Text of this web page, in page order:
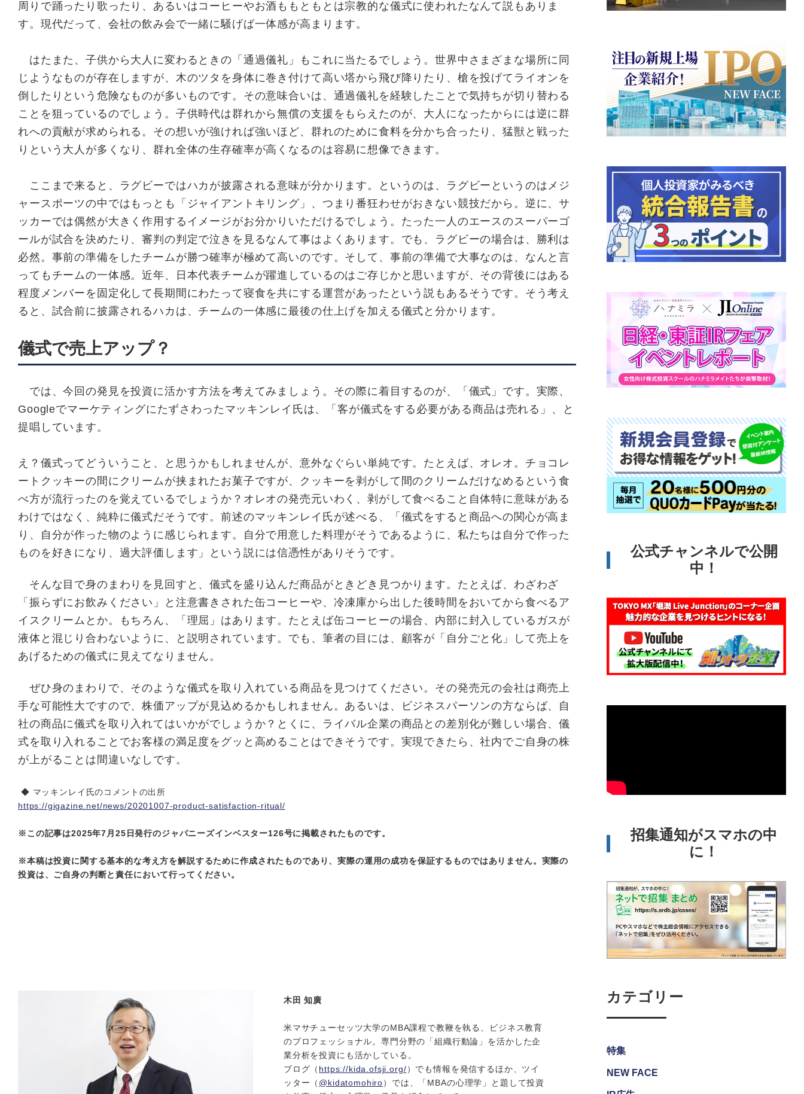
周りで踊ったり歌ったり、あるいはコーヒーやお酒ももともとは宗教的な儀式に使われたなんて説もありま
す。現代だって、会社の飲み会で一緒に騒げば一体感が高まります。
はたまた、子供から大人に変わるときの「通過儀礼」もこれに当たるでしょう。世界中さまざまな場所に同
じようなものが存在しますが、木のツタを身体に巻き付けて高い塔から飛び降りたり、槍を投げてライオンを
倒したりという危険なものが多いものです。その意味合いは、通過儀礼を経験したことで気持ちが切り替わる
ことを狙っているのでしょう。子供時代は群れから無償の支援をもらえたのが、大人になったからには逆に群
れへの貢献が求められる。その想いが強ければ強いほど、群れのために食料を分かち合ったり、猛獣と戦った
りという大人が多くなり、群れ全体の生存確率が高くなるのは容易に想像できます。
ここまで来ると、ラグビーではハカが披露される意味が分かります。というのは、ラグビーというのはメジ
ャースポーツの中ではもっとも「ジャイアントキリング」、つまり番狂わせがおきない競技だから。逆に、サ
ッカーでは偶然が大きく作用するイメージがお分かりいただけるでしょう。たった一人のエースのスーパーゴ
ールが試合を決めたり、審判の判定で泣きを見るなんて事はよくあります。でも、ラグビーの場合は、勝利は
必然。事前の準備をしたチームが勝つ確率が極めて高いのです。そして、事前の準備で大事なのは、なんと言
ってもチームの一体感。近年、日本代表チームが躍進しているのはご存じかと思いますが、その背後にはある
程度メンバーを固定化して長期間にわたって寝食を共にする運営があったという説もあるそうです。そう考え
ると、試合前に披露されるハカは、チームの一体感に最後の仕上げを加える儀式と分かります。
儀式で売上アップ？
では、今回の発見を投資に活かす方法を考えてみましょう。その際に着目するのが、「儀式」です。実際、
Googleでマーケティングにたずさわったマッキンレイ氏は、「客が儀式をする必要がある商品は売れる」、と
提唱しています。
え？儀式ってどういうこと、と思うかもしれませんが、意外なぐらい単純です。たとえば、オレオ。チョコレ
ートクッキーの間にクリームが挟まれたお菓子ですが、クッキーを剥がして間のクリームだけなめるという食
べ方が流行ったのを覚えているでしょうか？オレオの発売元いわく、剥がして食べること自体特に意味がある
わけではなく、純粋に儀式だそうです。前述のマッキンレイ氏が述べる、「儀式をすると商品への関心が高ま
り、自分が作った物のように感じられます。自分で用意した料理がそうであるように、私たちは自分で作った
ものを好きになり、過大評価します」という説には信憑性がありそうです。
そんな目で身のまわりを見回すと、儀式を盛り込んだ商品がときどき見つかります。たとえば、わざわざ
「振らずにお飲みください」と注意書きされた缶コーヒーや、冷凍庫から出した後時間をおいてから食べるア
イスクリームとか。もちろん、「理屈」はあります。たとえば缶コーヒーの場合、内部に封入しているガスが
液体と混じり合わないように、と説明されています。でも、筆者の目には、顧客が「自分ごと化」して売上を
あげるための儀式に見えてなりません。
ぜひ身のまわりで、そのような儀式を取り入れている商品を見つけてください。その発売元の会社は商売上
手な可能性大ですので、株価アップが見込めるかもしれません。あるいは、ビジネスパーソンの方ならば、自
社の商品に儀式を取り入れてはいかがでしょうか？とくに、ライバル企業の商品との差別化が難しい場合、儀
式を取り入れることでお客様の満足度をグッと高めることはできそうです。実現できたら、社内でご自身の株
が上がることは間違いなしです。
◆ マッキンレイ氏のコメントの出所
https://gigazine.net/news/20201007-product-satisfaction-ritual/
※この記事は2025年7月25日発行のジャパニーズインベスター126号に掲載されたものです。
※本稿は投資に関する基本的な考え方を解説するために作成されたものであり、実際の運用の成功を保証するものではありません。実際の
投資は、ご自身の判断と責任において行ってください。
木田 知廣
米マサチューセッツ大学のMBA課程で教鞭を執る、ビジネス教育
のプロフェッショナル。専門分野の「組織行動論」を活かした企
業分析を投資にも活かしている。
ブログ（ https://kida.ofsji.org/）でも情報を発信するほか、ツイ
ッター（ @kidatomohiro）では、「MBAの心理学」と題して投資
公式チャンネルで公開
中！
招集通知がスマホの中
に！
カテゴリー
特集
NEW FACE